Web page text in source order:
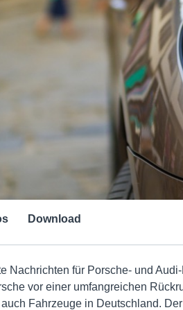
Download
Nachrichten für Porsche- und
vor einer umfangreichen
Fahrzeuge in Deutschland.